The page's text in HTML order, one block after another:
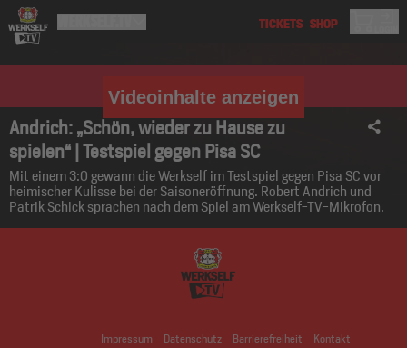
Videoinhalte anzeigen
Andrich: „Schön, wieder zu Hause zu
spielen“ | Testspiel gegen Pisa SC
Mit einem 3:0 gewann die Werkself im Testspiel gegen Pisa SC vor
heimischer Kulisse bei der Saisoneröffnung. Robert Andrich und
Patrik Schick sprachen nach dem Spiel am Werkself-TV-Mikrofon.
Impressum Datenschutz Barrierefreiheit Kontakt